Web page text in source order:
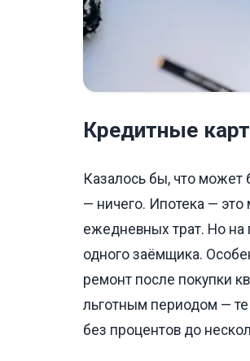
Кредитные
Казалось бы, что
— ничего. Ипотека —
ежедневных трат. Но на
одного заёмщика.
ремонт после покупки
льготным периодом —
без процентов до